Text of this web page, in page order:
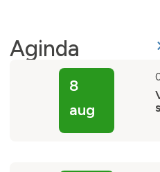
Aginda
8
aug